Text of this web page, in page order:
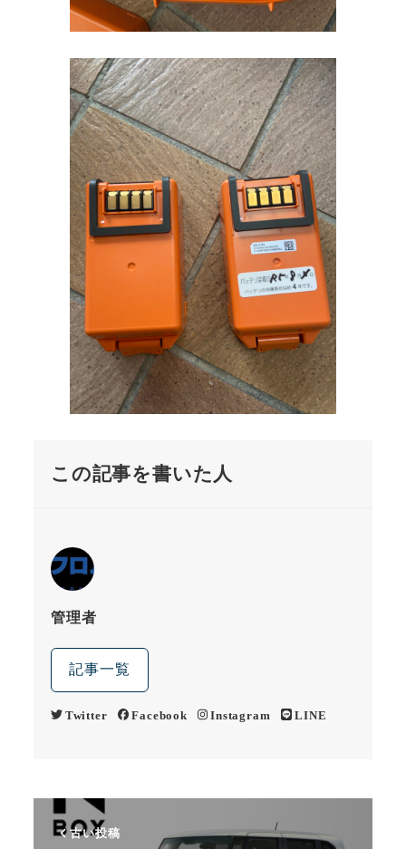
この記事を書いた人
管理者
記事一覧
Twitter Facebook Instagram LINE
古い投稿